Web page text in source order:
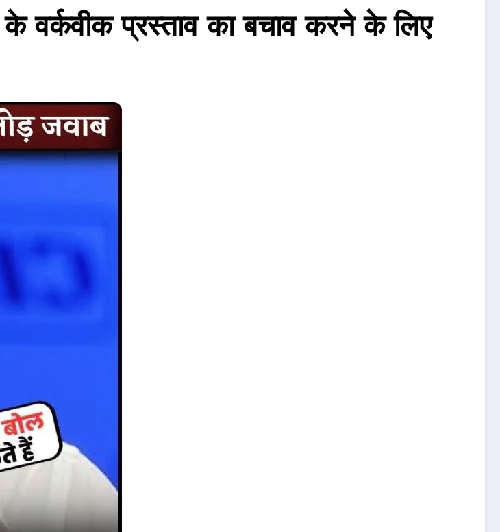
वर्कवीक प्रस्ताव का बचाव करने के लिए